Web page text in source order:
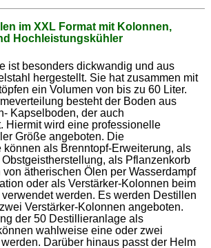
im XXL Format mit Kolonnen,
Hochleistungskühler
ist besonders dickwandig und aus
hergestellt. Sie hat zusammen mit
ein Volumen von bis zu 60 Liter.
besteht der Boden aus
Kapselboden, der auch
Hiermit wird eine professionelle
Größe angeboten. Die
können als Brenntopf-Erweiterung, als
als Pflanzenkorb
ätherischen Ölen per Wasserdampf
oder als Verstärker-Kolonnen beim
werden. Es werden Destillen
Verstärker-Kolonnen angeboten.
der 50 Destillieranlage als
wahlweise eine oder zwei
Darüber hinaus passt der Helm